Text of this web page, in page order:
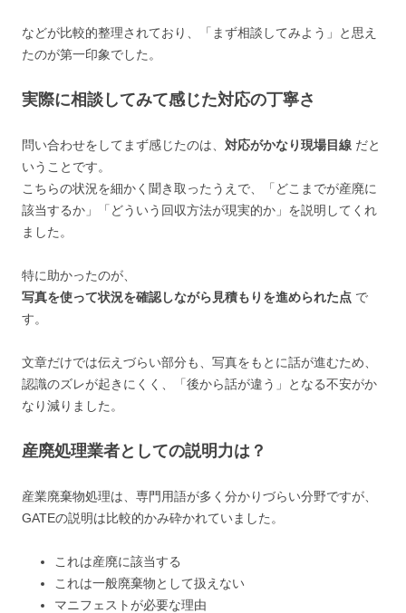
などが比較的整理されており、「まず相談してみよう」と思え
たのが第一印象でした。
実際に相談してみて感じた対応の丁寧さ
問い合わせをしてまず感じたのは、 対応がかなり現場目線 だと
いうことです。
こちらの状況を細かく聞き取ったうえで、「どこまでが産廃に
該当するか」「どういう回収方法が現実的か」を説明してくれ
ました。
特に助かったのが、
写真を使って状況を確認しながら見積もりを進められた点 で
す。
文章だけでは伝えづらい部分も、写真をもとに話が進むため、
認識のズレが起きにくく、「後から話が違う」となる不安がか
なり減りました。
産廃処理業者としての説明力は？
産業廃棄物処理は、専門用語が多く分かりづらい分野ですが、
GATEの説明は比較的かみ砕かれていました。
これは産廃に該当する
これは一般廃棄物として扱えない
マニフェストが必要な理由